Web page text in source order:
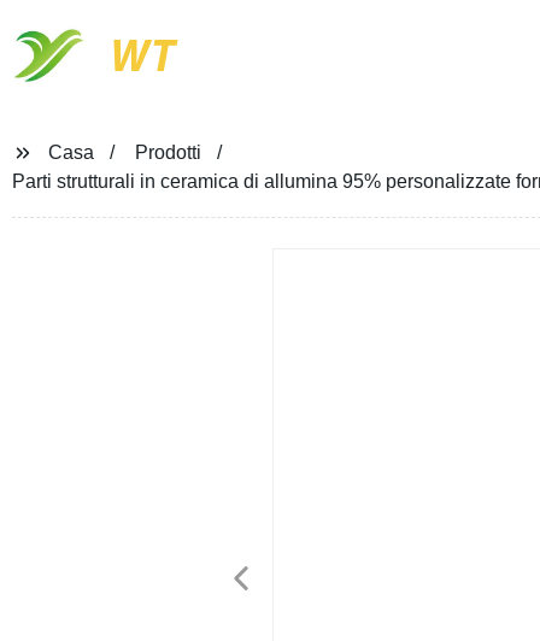
WT
Casa
Prodotti
Parti strutturali in ceramica di allumina 95% personalizzate